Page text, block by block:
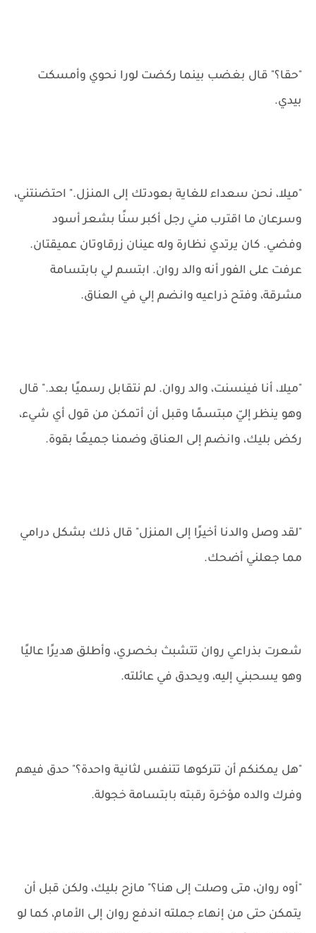
"حقا؟" قال بغضب بينما ركضت لورا نحوي وأمسكت
بيدي.
"ميلا، نحن سعداء للغاية بعودتك إلى المنزل." احتضنتني،
وسرعان ما اقترب مني رجل أكبر سنًا بشعر أسود
وفضي. كان يرتدي نظارة وله عينان زرقاوتان عميقتان.
عرفت على الفور أنه والد روان. ابتسم لي بابتسامة
مشرقة، وفتح ذراعيه وانضم إلي في العناق.
"ميلا، أنا فينسنت، والد روان. لم نتقابل رسميًا بعد." قال
وهو ينظر إليّ مبتسمًا وقبل أن أتمكن من قول أي شيء،
ركض بليك، وانضم إلى العناق وضمنا جميعًا بقوة.
"لقد وصل والدنا أخيرًا إلى المنزل" قال ذلك بشكل درامي
مما جعلني أضحك.
شعرت بذراعي روان تتشبث بخصري، وأطلق هديرًا عاليًا
وهو يسحبني إليه، ويحدق في عائلته.
"هل يمكنكم أن تتركوها تتنفس لثانية واحدة؟" حدق فيهم
وفرك والده مؤخرة رقبته بابتسامة خجولة.
"أوه روان، متى وصلت إلى هنا؟" مازح بليك، ولكن قبل أن
يتمكن حتى من إنهاء جملته اندفع روان إلى الأمام، كما لو